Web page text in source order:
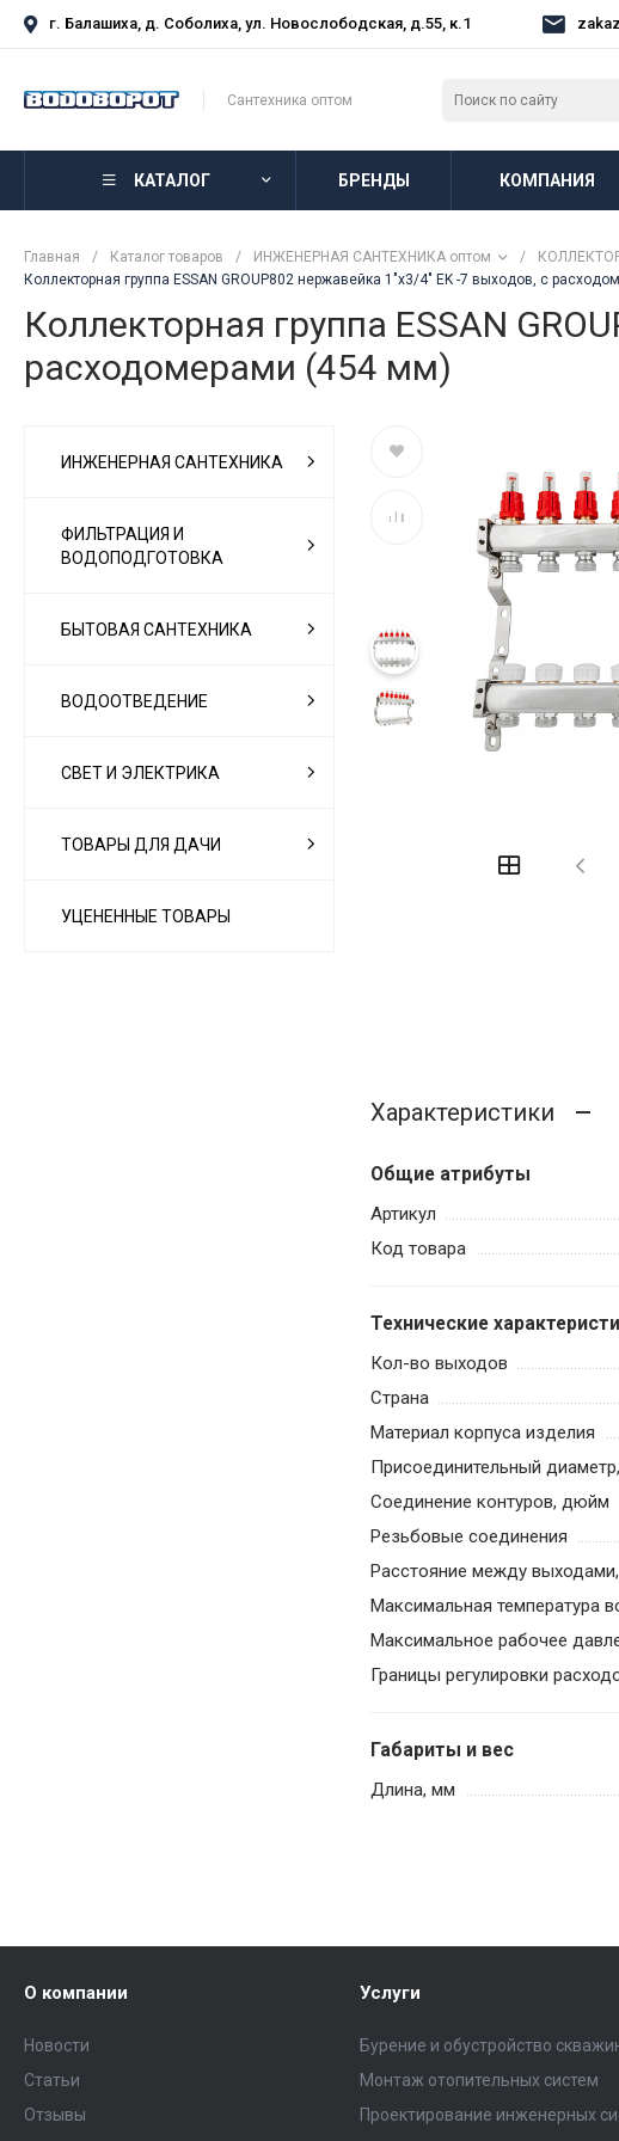
г. Балашиха, д. Соболиха, ул. Новослободская, д.55, к.1
Сантехника оптом
КАТАЛОГ БРЕНДЫ КОМПАНИЯ
Главная / Каталог товаров / ИНЖЕНЕРНАЯ САНТЕХНИКА оптом /
Коллекторная группа ESSAN GROUP802 нержавейка 1"x3/4" EK -7 выходов, с
Коллекторная группа ESSAN
расходомерами (454 мм)
ИНЖЕНЕРНАЯ САНТЕХНИКА
ФИЛЬТРАЦИЯ И
ВОДОПОДГОТОВКА
БЫТОВАЯ САНТЕХНИКА
ВОДООТВЕДЕНИЕ
СВЕТ И ЭЛЕКТРИКА
ТОВАРЫ ДЛЯ ДАЧИ
УЦЕНЕННЫЕ ТОВАРЫ
Характеристики
Общие атрибуты
Артикул
Код товара
Технические
Кол-во выходов
Страна
Материал корпуса изделия
Присоединительный
Соединение контуров, дюйм
Резьбовые соединения
Расстояние между
Максимальная температура
Максимальное рабочее
Границы регулировки
Габариты и вес
Длина, мм
О компании
Новости
Статьи
Отзывы
Услуги
Бурение и обустройство
Монтаж отопительных систем
Проектирование инженерных